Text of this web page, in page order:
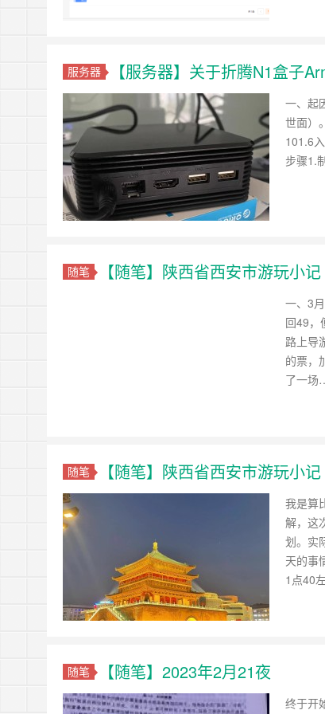
服务器 【服务器】关于折腾N1盒子
一、起
世面）
101.6
步骤1.
随笔 【随笔】陕西省西安市游玩小记
一、3
回49，
路上导
的票，
了一场
随笔 【随笔】陕西省西安市游玩小记
我是算
解，这
划。实
天的事
1点40
随笔 【随笔】2023年2月21夜
终于开